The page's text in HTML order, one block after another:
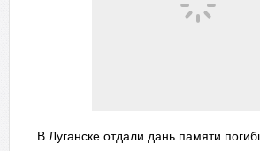
В Луганске отдали дань памяти